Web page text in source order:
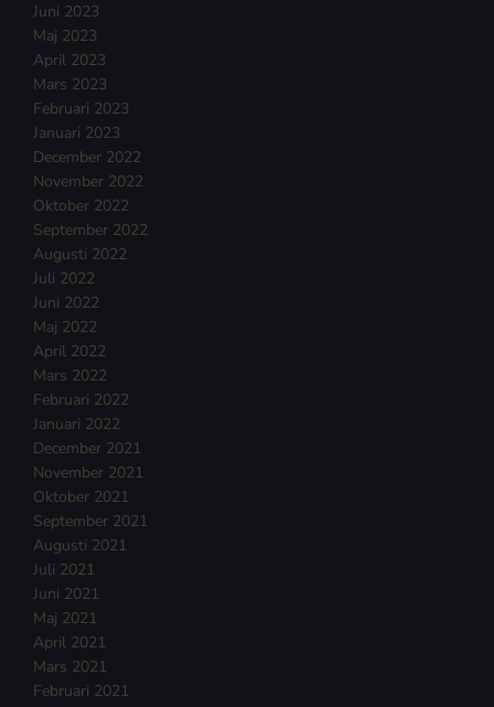
Juni 2023
Maj 2023
April 2023
Mars 2023
Februari 2023
Januari 2023
December 2022
November 2022
Oktober 2022
September 2022
Augusti 2022
Juli 2022
Juni 2022
Maj 2022
April 2022
Mars 2022
Februari 2022
Januari 2022
December 2021
November 2021
Oktober 2021
September 2021
Augusti 2021
Juli 2021
Juni 2021
Maj 2021
April 2021
Mars 2021
Februari 2021